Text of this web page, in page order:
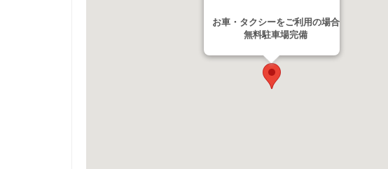
お車・タクシーをご利用の場合
無料駐車場完備